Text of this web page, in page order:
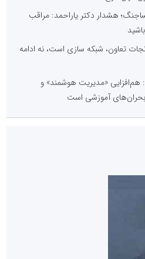
هشدار دکتر یاراحمد: مراقب
تعاون، شبکه سازی است، نه ادامه
هم‌افزایی «مدیریت هوشمند» و
بحران‌های آموزشی است